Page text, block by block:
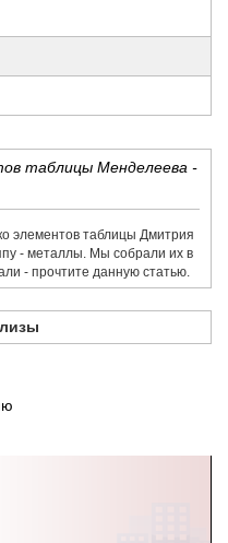
таблицы Менделеева -
элементов таблицы Дмитрия
- металлы. Мы собрали их в
- прочтите данную статью.